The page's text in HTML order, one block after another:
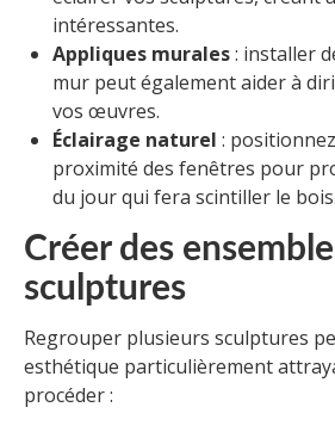
intéressantes.
Appliques murales: installer
mur peut également aider à
vos œuvres.
Éclairage naturel :
proximité des fenêtres pour
du jour qui fera scintiller le bois.
Créer des
sculptures
Regrouper plusieurs sculptures
esthétique particulièrement
procéder :